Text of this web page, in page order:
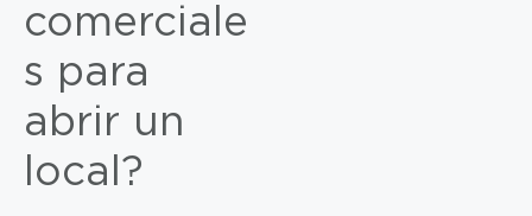
comerciale
s para
abrir un
local?